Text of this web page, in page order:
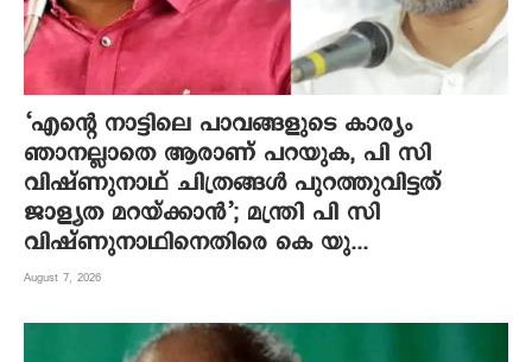
‘എന്റെ നാട്ടിലെ പാവങ്ങളുടെ കാര്യം
ഞാനല്ലാതെ ആരാണ് പറയുക, പി സി
വിഷ്‌ണുനാഥ് ചിത്രങ്ങൾ പുറത്തുവിട്ടത്
ജാള്യത മറയ്ക്കാൻ’; മന്ത്രി പി സി
വിഷ്ണുനാഥിനെതിരെ കെ യു...
August 7, 2026